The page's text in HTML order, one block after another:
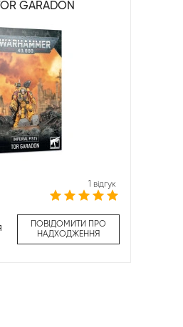
GARADON
1 відгук
ПОВІДОМИТИ ПРО
НАДХОДЖЕННЯ